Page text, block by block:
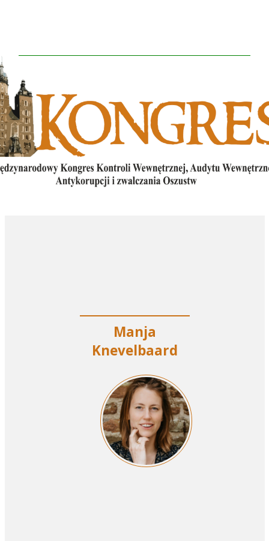
Manja
Knevelbaard